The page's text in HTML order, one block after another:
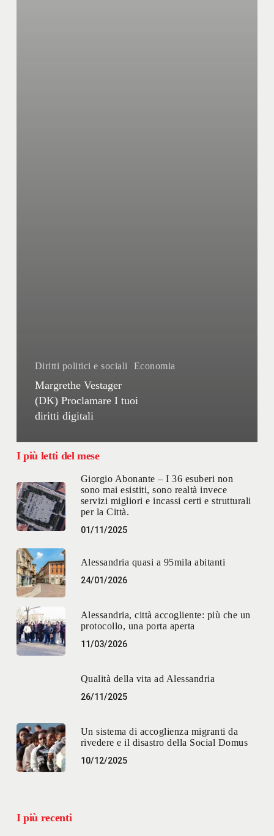
Diritti politici e sociali Economia
Margrethe Vestager
(DK) Proclamare I tuoi
diritti digitali
I più letti del mese
Giorgio Abonante – I 36 esuberi non
sono mai esistiti, sono realtà invece
servizi migliori e incassi certi e strutturali
per la Città.
01/11/2025
Alessandria quasi a 95mila abitanti
24/01/2026
Alessandria, città accogliente: più che un
protocollo, una porta aperta
11/03/2026
Qualità della vita ad Alessandria
26/11/2025
Un sistema di accoglienza migranti da
rivedere e il disastro della Social Domus
10/12/2025
I più recenti